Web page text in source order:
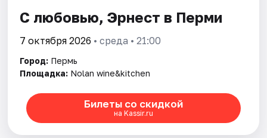
Города
Площадки
Артисты
Рейтинги
С любовью, Эрнест в Перми
7 октября 2026 • среда • 21:00
Город: Пермь
Площадка: Nolan wine&kitchen
Билеты со скидкой
на Kassir.ru